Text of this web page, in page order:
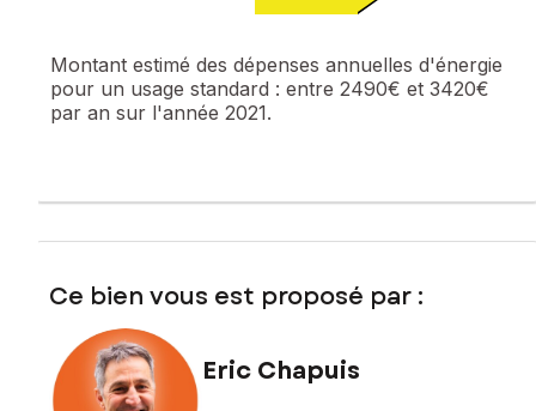
Une grande dépendance de quasiment 60 m² vient
Assainissement autonome
Les informations sur les risques auxquels ce bien est
Prix de vente : 343 750 €
0674879075, E-mail : eric.chapuis@safti.fr - EI - Agent
commercial immatriculé au RSAC de Rennes sous le numéro
919 224 147
Montant estimé des dépenses annuelles d'énergie
pour un usage standard : entre 2490€ et 3420€
par an sur l'année 2021.
Ce bien vous est proposé par :
Eric Chapuis